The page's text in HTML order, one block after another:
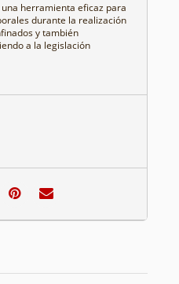
herramienta eficaz para
durante la realización
y también
a la legislación